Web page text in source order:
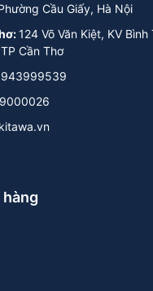
Cầu Giấy, Hà Nội
124 Võ Văn Kiệt, KV
Cần Thơ